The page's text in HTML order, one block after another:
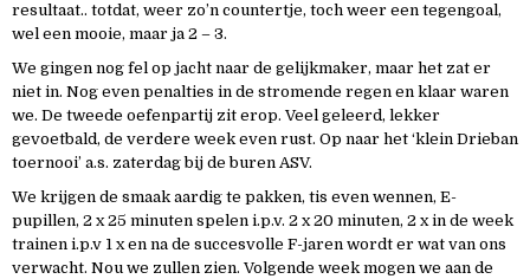
resultaat.. totdat, weer zo’n countertje, toch weer een tegengoal,
wel een mooie, maar ja 2 – 3.
We gingen nog fel op jacht naar de gelijkmaker, maar het zat er
niet in. Nog even penalties in de stromende regen en klaar waren
we. De tweede oefenpartij zit erop. Veel geleerd, lekker
gevoetbald, de verdere week even rust. Op naar het ‘klein Drieban
toernooi’ a.s. zaterdag bij de buren ASV.
We krijgen de smaak aardig te pakken, tis even wennen, E-
pupillen, 2 x 25 minuten spelen i.p.v. 2 x 20 minuten, 2 x in de week
trainen i.p.v 1 x en na de succesvolle F-jaren wordt er wat van ons
verwacht. Nou we zullen zien. Volgende week mogen we aan de